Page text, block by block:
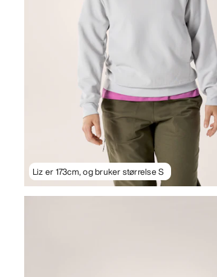
Liz er 173cm, og bruker størrelse S